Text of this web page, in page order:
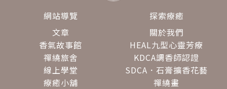
網站導覽
文章
香氣故事館
禪繞旅舍
線上學堂
療癒小舖
探索療癒
關於我們
HEAL九型心靈芳療
KDCA調香師認證
SDCA．石膏擴香花藝
禪繞畫